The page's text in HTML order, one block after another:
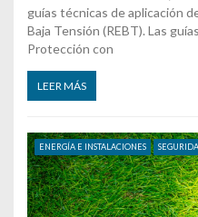
guías técnicas de aplicación
Baja Tensión (REBT). Las
Protección con
LEER MÁS
ENERGÍA E INSTALACIONES